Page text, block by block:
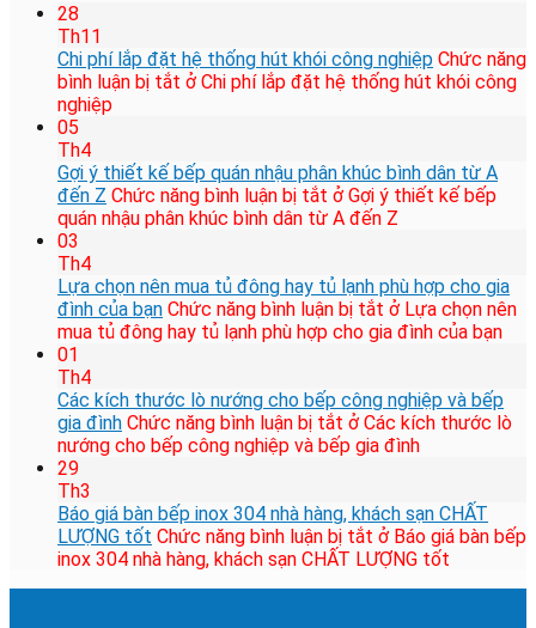
28
Th11
Chi phí lắp đặt hệ thống hút khói công nghiệp Chức năng
bình luận bị tắt ở Chi phí lắp đặt hệ thống hút khói công
nghiệp
05
Th4
Gợi ý thiết kế bếp quán nhậu phân khúc bình dân từ A
đến Z Chức năng bình luận bị tắt ở Gợi ý thiết kế bếp
quán nhậu phân khúc bình dân từ A đến Z
03
Th4
Lựa chọn nên mua tủ đông hay tủ lạnh phù hợp cho gia
đình của bạn Chức năng bình luận bị tắt ở Lựa chọn nên
mua tủ đông hay tủ lạnh phù hợp cho gia đình của bạn
01
Th4
Các kích thước lò nướng cho bếp công nghiệp và bếp
gia đình Chức năng bình luận bị tắt ở Các kích thước lò
nướng cho bếp công nghiệp và bếp gia đình
29
Th3
Báo giá bàn bếp inox 304 nhà hàng, khách sạn CHẤT
LƯỢNG tốt Chức năng bình luận bị tắt ở Báo giá bàn bếp
inox 304 nhà hàng, khách sạn CHẤT LƯỢNG tốt